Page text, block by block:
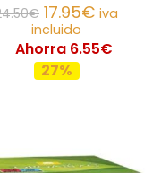
€ 17.95€ iva
incluido
Ahorra 6.55€
27%